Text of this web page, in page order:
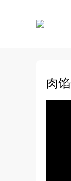
肉